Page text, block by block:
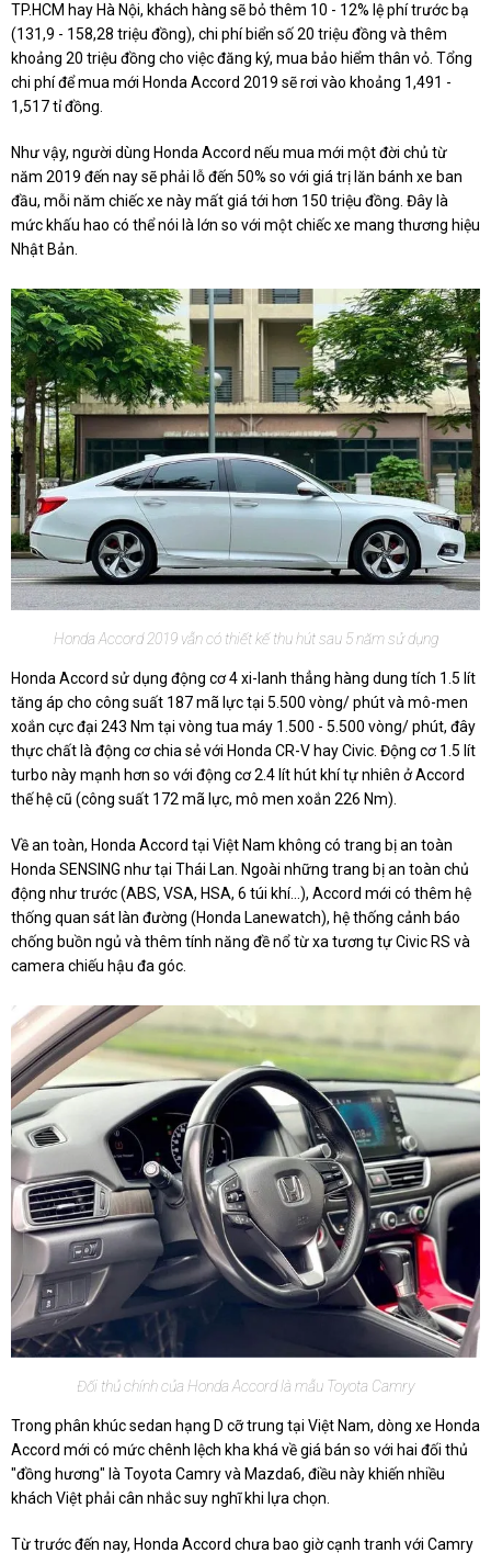
TP.HCM hay Hà Nội, khách hàng sẽ bỏ thêm 10 - 12% lệ phí trước bạ
(131,9 - 158,28 triệu đồng), chi phí biển số 20 triệu đồng và thêm
khoảng 20 triệu đồng cho việc đăng ký, mua bảo hiểm thân vỏ. Tổng
chi phí để mua mới Honda Accord 2019 sẽ rơi vào khoảng 1,491 -
1,517 tỉ đồng.
Như vậy, người dùng Honda Accord nếu mua mới một đời chủ từ
năm 2019 đến nay sẽ phải lỗ đến 50% so với giá trị lăn bánh xe ban
đầu, mỗi năm chiếc xe này mất giá tới hơn 150 triệu đồng. Đây là
mức khấu hao có thể nói là lớn so với một chiếc xe mang thương hiệu
Nhật Bản.
Honda Accord 2019 vẫn có thiết kế thu hút sau 5 năm sử dụng
Honda Accord sử dụng động cơ 4 xi-lanh thẳng hàng dung tích 1.5 lít
tăng áp cho công suất 187 mã lực tại 5.500 vòng/ phút và mô-men
xoắn cực đại 243 Nm tại vòng tua máy 1.500 - 5.500 vòng/ phút, đây
thực chất là động cơ chia sẻ với Honda CR-V hay Civic. Động cơ 1.5 lít
turbo này mạnh hơn so với động cơ 2.4 lít hút khí tự nhiên ở Accord
thế hệ cũ (công suất 172 mã lực, mô men xoắn 226 Nm).
Về an toàn, Honda Accord tại Việt Nam không có trang bị an toàn
Honda SENSING như tại Thái Lan. Ngoài những trang bị an toàn chủ
động như trước (ABS, VSA, HSA, 6 túi khí...), Accord mới có thêm hệ
thống quan sát làn đường (Honda Lanewatch), hệ thống cảnh báo
chống buồn ngủ và thêm tính năng đề nổ từ xa tương tự Civic RS và
camera chiếu hậu đa góc.
Đối thủ chính của Honda Accord là mẫu Toyota Camry
Trong phân khúc sedan hạng D cỡ trung tại Việt Nam, dòng xe Honda
Accord mới có mức chênh lệch kha khá về giá bán so với hai đối thủ
"đồng hương" là Toyota Camry và Mazda6, điều này khiến nhiều
khách Việt phải cân nhắc suy nghĩ khi lựa chọn.
Từ trước đến nay, Honda Accord chưa bao giờ cạnh tranh với Camry